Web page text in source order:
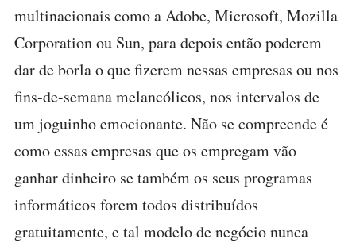
multinacionais como a Adobe, Microsoft, Mozilla
Corporation ou Sun, para depois então poderem
dar de borla o que fizerem nessas empresas ou nos
fins-de-semana melancólicos, nos intervalos de
um joguinho emocionante. Não se compreende é
como essas empresas que os empregam vão
ganhar dinheiro se também os seus programas
informáticos forem todos distribuídos
gratuitamente, e tal modelo de negócio nunca